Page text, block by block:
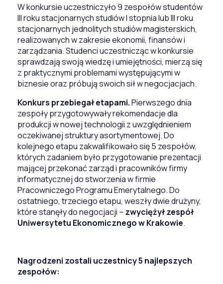
W konkursie uczestniczyło 9 zespołów studentów
III roku stacjonarnych studiów I stopnia lub III roku
stacjonarnych jednolitych studiów magisterskich,
realizowanych w zakresie ekonomii, finansów i
zarządzania. Studenci uczestnicząc w konkursie
sprawdzają swoją wiedzę i umiejętności, mierzą się
z praktycznymi problemami występującymi w
biznesie oraz próbują swoich sił w negocjacjach.
Konkurs przebiegał etapami.Pierwszego dnia
zespoły przygotowywały rekomendacje dla
produkcji w nowej technologii z uwzględnieniem
oczekiwanej struktury asortymentowej. Do
kolejnego etapu zakwalifikowało się 5 zespołów,
których zadaniem było przygotowanie prezentacji
mającej przekonać zarząd i pracowników firmy
informatycznej do stworzenia w firmie
Pracowniczego Programu Emerytalnego. Do
ostatniego, trzeciego etapu, weszły dwie drużyny,
które stanęły do negocjacji – zwyciężył zespół
Uniwersytetu Ekonomicznego w Krakowie.
Nagrodzeni zostali uczestnicy 5 najlepszych
zespołów: